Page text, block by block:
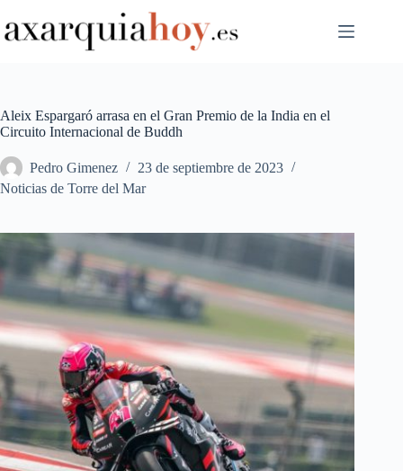
al
contenido
Aleix Espargaró arrasa en el Gran Premio de la India en el
Circuito Internacional de Buddh
Pedro Gimenez
23 de septiembre de 2023
Noticias de Torre del Mar